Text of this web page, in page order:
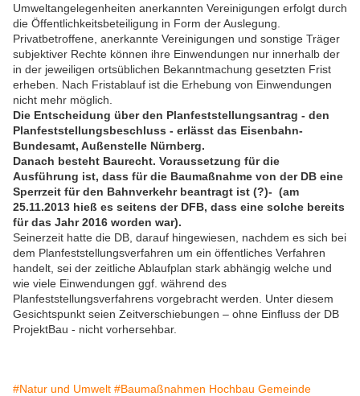
Umweltangelegenheiten anerkannten Vereinigungen erfolgt durch
die Öffentlichkeitsbeteiligung in Form der Auslegung.
Privatbetroffene, anerkannte Vereinigungen und sonstige Träger
subjektiver Rechte können ihre Einwendungen nur innerhalb der
in der jeweiligen ortsüblichen Bekanntmachung gesetzten Frist
erheben. Nach Fristablauf ist die Erhebung von Einwendungen
nicht mehr möglich.
Die Entscheidung über den Planfeststellungsantrag - den
Planfeststellungsbeschluss - erlässt das Eisenbahn-
Bundesamt, Außenstelle Nürnberg.
Danach besteht Baurecht. Voraussetzung für die
Ausführung ist, dass für die Baumaßnahme von der DB eine
Sperrzeit für den Bahnverkehr beantragt ist (?)- (am
25.11.2013 hieß es seitens der DFB, dass eine solche bereits
für das Jahr 2016 worden war).
Seinerzeit hatte die DB, darauf hingewiesen, nachdem es sich bei
dem Planfeststellungsverfahren um ein öffentliches Verfahren
handelt, sei der zeitliche Ablaufplan stark abhängig welche und
wie viele Einwendungen ggf. während des
Planfeststellungsverfahrens vorgebracht werden. Unter diesem
Gesichtspunkt seien Zeitverschiebungen – ohne Einfluss der DB
ProjektBau - nicht vorhersehbar.
#Natur und Umwelt #Baumaßnahmen Hochbau Gemeinde